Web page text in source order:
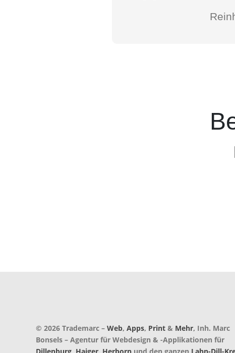
© 2026 Trademarc – Web, Apps, Print & Mehr, Inh. Marc
Bonsels – Agentur für Webdesign & -Applikationen für